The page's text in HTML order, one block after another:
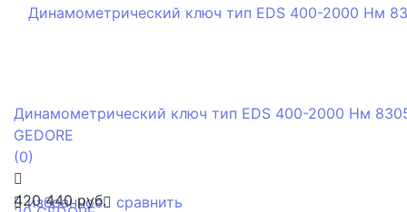
избранное сравнить
Динамометрический ключ тип EDS 400-2000 Нм
GEDORE
(0)
420 440 руб.